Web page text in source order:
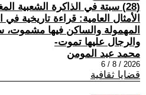
(28) سبتة في الذاكرة الشعبية
الأمثال العامية: قراءة تاريخية
المهمولة والساكن فيها مشموت،
والرجال عليها تموت-
محمد عبد المومن
2026 / 8 / 6
قضايا ثقافية